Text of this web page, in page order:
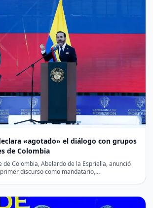
«agotado» el diálogo con grupos
de Colombia
de Colombia, Abelardo de la Espriella, anunció
discurso como mandatario,…